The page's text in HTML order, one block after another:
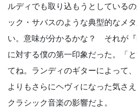
ルディでも取り込もうとしている
ック・サバスのような典型的なメ
い。意味が分かるかな？ それが『
に対する僕の第一印象だった。「
てね。ランディのギターによって
よりもさらにヘヴィになった気さ
クラシック音楽の影響だよ。